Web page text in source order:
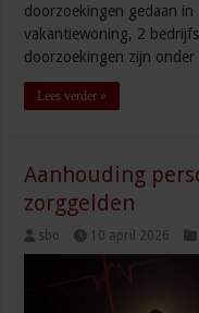
doorzoekingen gedaan
vakantiewoning, 2
doorzoekingen zijn onder
Lees verder »
Aanhouding
zorggelden
sbo 10 april 2026